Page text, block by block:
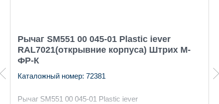
Рычаг SM551 00 045-01 Plastic iever
RAL7021(открывние корпуса) Штрих М-
ФР-К
Каталожный номер: 72381
Рычаг SM551 00 045-01 Plastic iever